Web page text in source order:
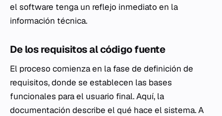
el software tenga un reflejo inmediato en la
información técnica.
De los requisitos al código fuente
El proceso comienza en la fase de definición de
requisitos, donde se establecen las bases
funcionales para el usuario final. Aquí, la
documentación describe elqué hace el sistema. A